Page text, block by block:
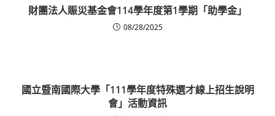
財團法人賑災基金會114學年度第1學期「助學金」
08/28/2025
國立暨南國際大學「111學年度特殊選才線上招生說明
會」活動資訊